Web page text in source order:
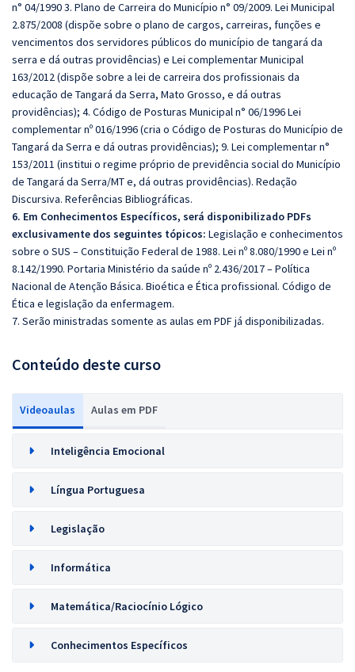
n° 04/1990 3. Plano de Carreira do Município n° 09/2009. Lei Municipal
2.875/2008 (dispõe sobre o plano de cargos, carreiras, funções e
vencimentos dos servidores públicos do município de tangará da
serra e dá outras providências) e Lei complementar Municipal
163/2012 (dispõe sobre a lei de carreira dos profissionais da
educação de Tangará da Serra, Mato Grosso, e dá outras
providências); 4. Código de Posturas Municipal n° 06/1996 Lei
complementar nº 016/1996 (cria o Código de Posturas do Município de
Tangará da Serra e dá outras providências); 9. Lei complementar n°
153/2011 (institui o regime próprio de previdência social do Município
de Tangará da Serra/MT e, dá outras providências). Redação
Discursiva. Referências Bibliográficas.
6. Em Conhecimentos Específicos, será disponibilizado PDFs
exclusivamente dos seguintes tópicos: Legislação e conhecimentos
sobre o SUS – Constituição Federal de 1988. Lei nº 8.080/1990 e Lei nº
8.142/1990. Portaria Ministério da saúde nº 2.436/2017 – Política
Nacional de Atenção Básica. Bioética e Ética profissional. Código de
Ética e legislação da enfermagem.
7. Serão ministradas somente as aulas em PDF já disponibilizadas.
Conteúdo deste curso
Videoaulas Aulas em PDF
Inteligência Emocional
Língua Portuguesa
Legislação
Informática
Matemática/Raciocínio Lógico
Conhecimentos Específicos